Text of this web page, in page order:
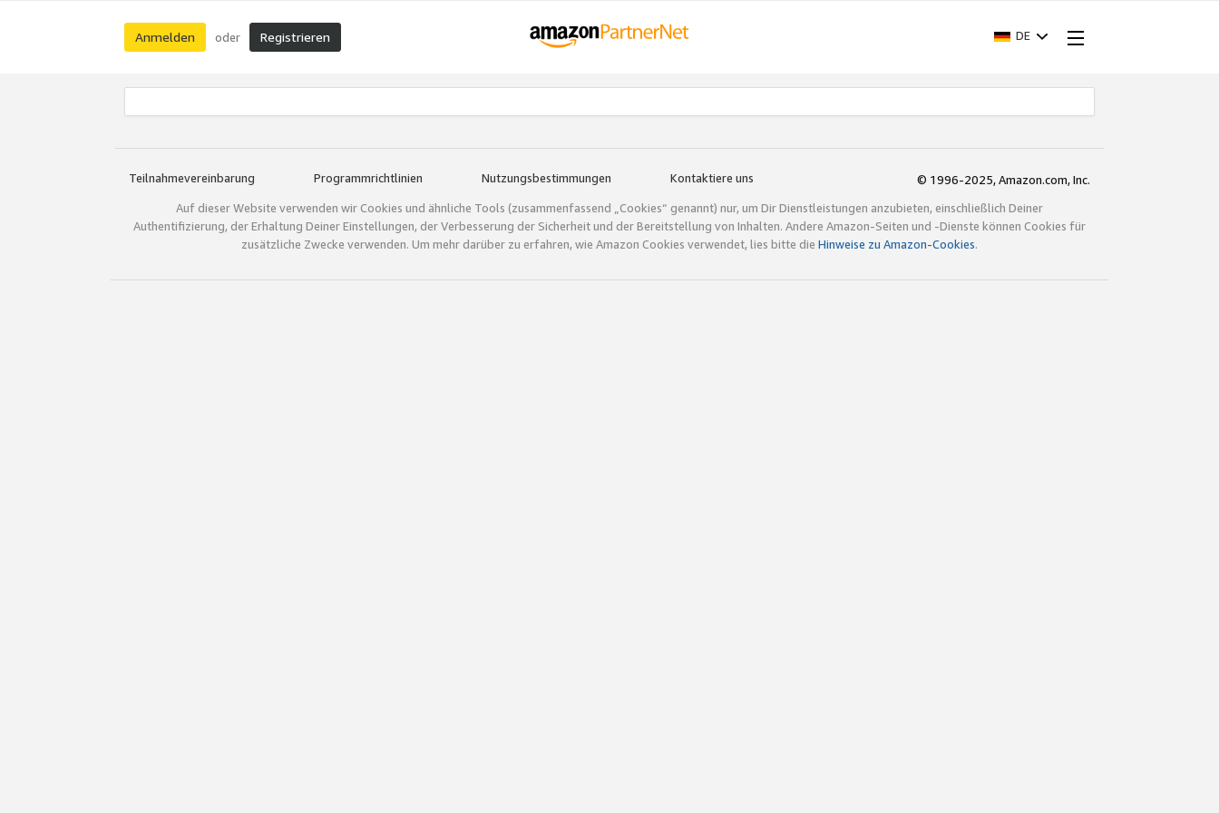
Anmelden oder Registrieren DE
Teilnahmevereinbarung Programmrichtlinien Nutzungsbestimmungen Kontaktiere uns
© 1996-2025, Amazon.com, Inc.
Auf dieser Website verwenden wir Cookies und ähnliche Tools (zusammenfassend „Cookies“ genannt) nur, um Dir Dienstleistungen anzubieten, einschließlich Deiner
Authentifizierung, der Erhaltung Deiner Einstellungen, der Verbesserung der Sicherheit und der Bereitstellung von Inhalten. Andere Amazon-Seiten und -Dienste können Cookies für
zusätzliche Zwecke verwenden. Um mehr darüber zu erfahren, wie Amazon Cookies verwendet, lies bitte die Hinweise zu Amazon-Cookies.